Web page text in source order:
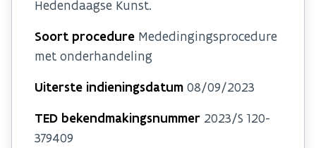
Hedendaagse Kunst.
Soort procedure Mededingingsprocedure
met onderhandeling
Uiterste indieningsdatum 08/09/2023
TED bekendmakingsnummer 2023/S 120-
379409